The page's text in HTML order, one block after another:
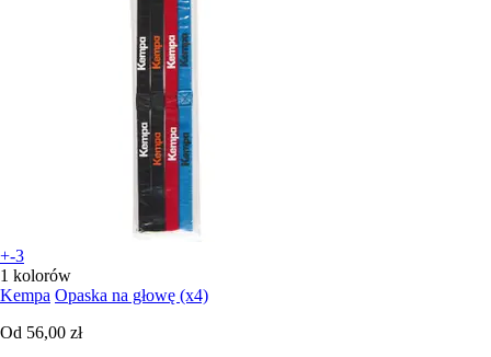
+-3
1 kolorów
Kempa Opaska na głowę (x4)
Od 56,00 zł